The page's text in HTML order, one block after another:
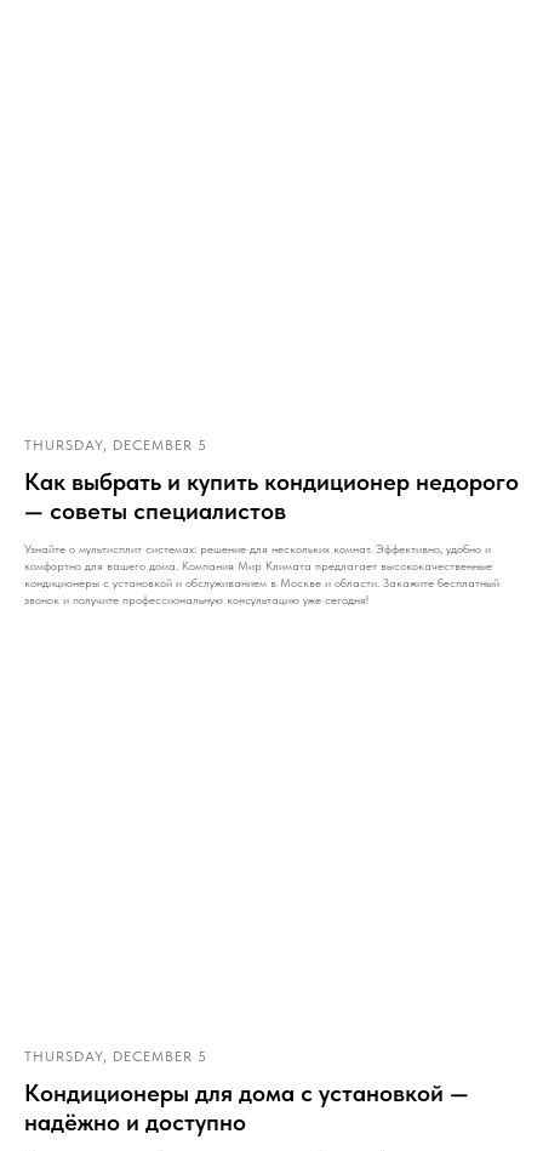
THURSDAY, DECEMBER 5
Как выбрать и купить кондиционер недорого
— советы специалистов
Узнайте о мультисплит системах: решение для нескольких комнат. Эффективно, удобно и
комфортно для вашего дома. Компания Мир Климата предлагает высококачественные
кондиционеры с установкой и обслуживанием в Москве и области. Закажите бесплатный
звонок и получите профессиональную консультацию уже сегодня!
THURSDAY, DECEMBER 5
Кондиционеры для дома с установкой —
надёжно и доступно